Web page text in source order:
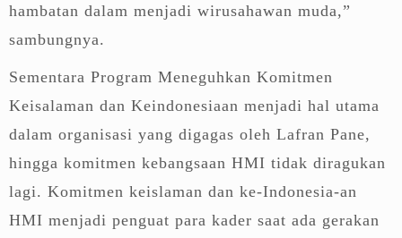
hambatan dalam menjadi wirusahawan muda,”
sambungnya.
Sementara Program Meneguhkan Komitmen
Keisalaman dan Keindonesiaan menjadi hal utama
dalam organisasi yang digagas oleh Lafran Pane,
hingga komitmen kebangsaan HMI tidak diragukan
lagi. Komitmen keislaman dan ke-Indonesia-an
HMI menjadi penguat para kader saat ada gerakan